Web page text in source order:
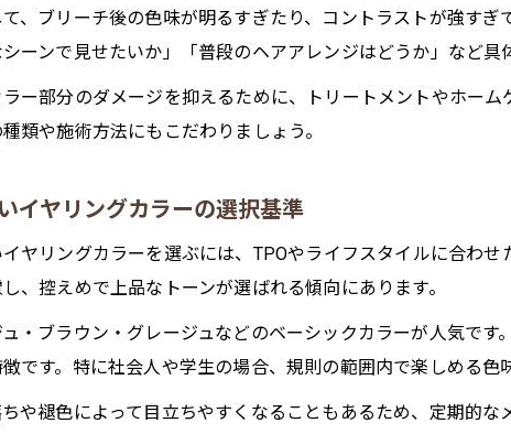
、ブリーチ後の色味が明るすぎたり、コントラストが強す
ーンで見せたいか」「普段のヘアアレンジはどうか」など具
ー部分のダメージを抑えるために、トリートメントやホー
類や施術方法にもこだわりましょう。
イヤリングカラーの選択基準
ヤリングカラーを選ぶには、TPOやライフスタイルに合わ
、控えめで上品なトーンが選ばれる傾向にあります。
・ブラウン・グレージュなどのベーシックカラーが人気で
です。特に社会人や学生の場合、規則の範囲内で楽しめる色
や褪色によって目立ちやすくなることもあるため、定期的